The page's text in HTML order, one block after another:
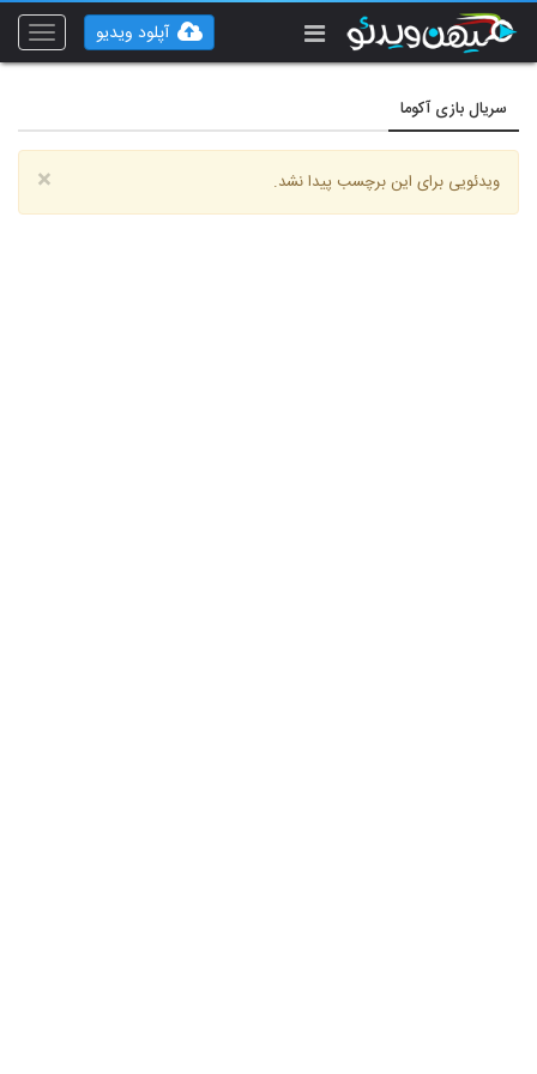
Toggle
آپلود ویدیو
سریال بازی آکوما
× ویدئویی برای این برچسب پیدا نشد.